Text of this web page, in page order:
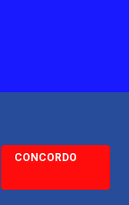
CONCORDO